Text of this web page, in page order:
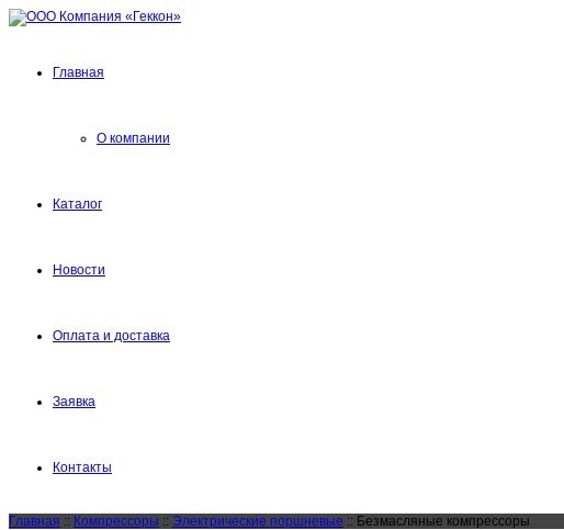
Главная
О компании
Каталог
Новости
Оплата и доставка
Заявка
Контакты
Главная :: Компрессоры :: Электрические поршневые :: Безмасляные компрессоры